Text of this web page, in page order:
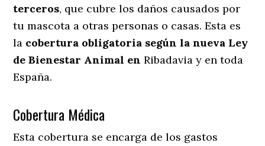
terceros, que cubre los daños causados por
tu mascota a otras personas o casas. Esta es
la cobertura obligatoria según la nueva Ley
de Bienestar Animal enRibadavia y en toda
España.
Cobertura Médica
Esta cobertura se encarga de los gastos